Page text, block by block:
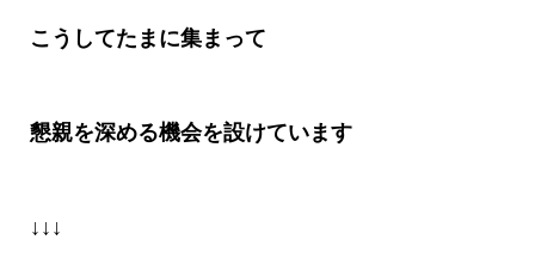
こうしてたまに集まって
懇親を深める機会を設けています
↓↓↓